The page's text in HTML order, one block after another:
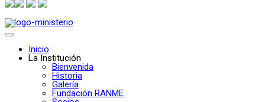
Inicio
La Institución
Bienvenida
Historia
Galería
Fundación RANME